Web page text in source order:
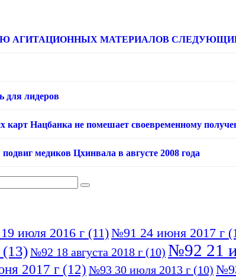
МАТЕРИАЛОВ СЛЕДУЮЩИЕ
для лидеров
карт Нацбанка не помешает своевременному
медиков Цхинвала в августе 2008 года
июля 2016 г (11)№91 24 июня 2017 г
(13)№92 18 августа 2018 г (10) №92 21
2017 г (12) №93 30 июля 2013 г (10)